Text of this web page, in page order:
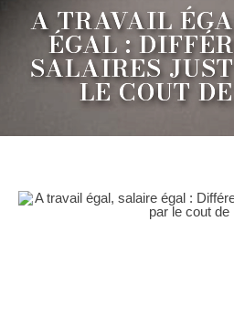
A TRAVAIL
ÉGAL :
SALAIRES
LE COUT